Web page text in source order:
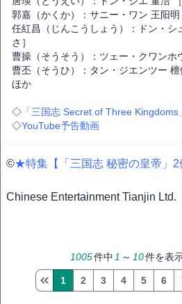
郭嘉（かくか）：サニー・ワン 王阳明
任紅昌（じんこうしょう）：ドン・シ
さ］
曹操（そうそう）：ツェー・クワンホ
曹丕（そうひ）：タン・ジエンツー 檀
ほか
◇ 「三国志 Secret of Three Kingdoms
◇YouTube予告動画
©★特集【「三国志 秘密の皇帝」2
Chinese Entertainment Tianjin Ltd.
1005件中 1 ～ 10件を表
1 2 3 4 5 6